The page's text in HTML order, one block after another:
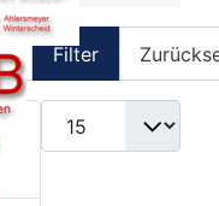
Filter
Anzeige #